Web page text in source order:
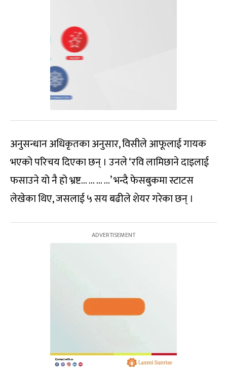
अनुसन्धान अधिकृतका अनुसार, विसीले आफूलाई गायक
भएको परिचय दिएका छन् । उनले ‘रवि लामिछाने दाइलाई
फसाउने यो नै हो भ्रष्ट… … … …’ भन्दै फेसबुकमा स्टाटस
लेखेका थिए, जसलाई ५ सय बढीले शेयर गरेका छन् ।